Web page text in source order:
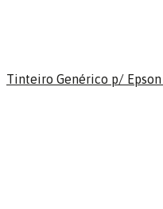
Tinteiro Genérico p/ Epson